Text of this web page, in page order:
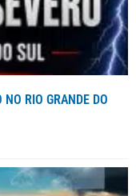
RIO GRANDE DO